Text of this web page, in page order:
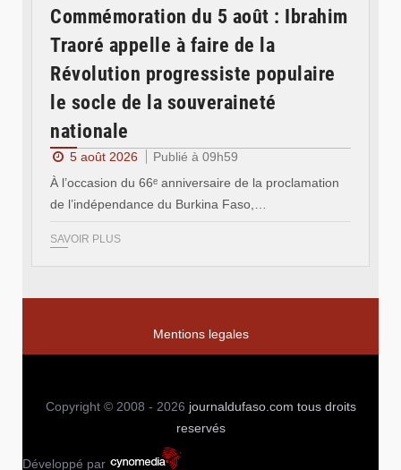
Commémoration du 5 août : Ibrahim
Traoré appelle à faire de la
Révolution progressiste populaire
le socle de la souveraineté
nationale
5 août 2026
Publié à 09h59
À l’occasion du 66ᵉ anniversaire de la proclamation
de l’indépendance du Burkina Faso,…
SAVOIR PLUS
Mentions legales
Copyright © 2008 - 2026 journaldufaso.com tous droits
reservés
Développé par